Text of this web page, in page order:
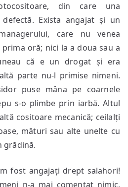
din care una
Exista angajat și un
care nu venea
oră; nici la a doua sau a
că e un drogat și era
parte nu-l primise nimeni.
puse mâna pe coarnele
s-o plimbe prin iarbă. Altul
cositoare mecanică; ceilalți
mături sau alte unelte cu
grădină.
angajați drept salahori!
n-a mai comentat nimic.